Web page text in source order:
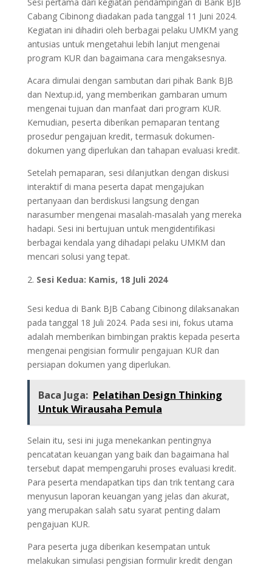
Sesi pertama dari kegiatan pendampingan di Bank BJB
Cabang Cibinong diadakan pada tanggal 11 Juni 2024.
Kegiatan ini dihadiri oleh berbagai pelaku UMKM yang
antusias untuk mengetahui lebih lanjut mengenai
program KUR dan bagaimana cara mengaksesnya.
Acara dimulai dengan sambutan dari pihak Bank BJB
dan Nextup.id, yang memberikan gambaran umum
mengenai tujuan dan manfaat dari program KUR.
Kemudian, peserta diberikan pemaparan tentang
prosedur pengajuan kredit, termasuk dokumen-
dokumen yang diperlukan dan tahapan evaluasi kredit.
Setelah pemaparan, sesi dilanjutkan dengan diskusi
interaktif di mana peserta dapat mengajukan
pertanyaan dan berdiskusi langsung dengan
narasumber mengenai masalah-masalah yang mereka
hadapi. Sesi ini bertujuan untuk mengidentifikasi
berbagai kendala yang dihadapi pelaku UMKM dan
mencari solusi yang tepat.
Sesi Kedua: Kamis, 18 Juli 2024
Sesi kedua di Bank BJB Cabang Cibinong dilaksanakan
pada tanggal 18 Juli 2024. Pada sesi ini, fokus utama
adalah memberikan bimbingan praktis kepada peserta
mengenai pengisian formulir pengajuan KUR dan
persiapan dokumen yang diperlukan.
Baca Juga: Pelatihan Design Thinking
Untuk Wirausaha Pemula
Selain itu, sesi ini juga menekankan pentingnya
pencatatan keuangan yang baik dan bagaimana hal
tersebut dapat mempengaruhi proses evaluasi kredit.
Para peserta mendapatkan tips dan trik tentang cara
menyusun laporan keuangan yang jelas dan akurat,
yang merupakan salah satu syarat penting dalam
pengajuan KUR.
Para peserta juga diberikan kesempatan untuk
melakukan simulasi pengisian formulir kredit dengan